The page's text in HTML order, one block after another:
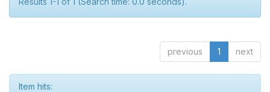
previous 1 next
Item hits: